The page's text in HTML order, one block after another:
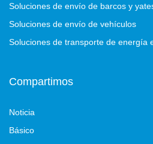
Soluciones de envío de barcos y
Soluciones de envío de vehículos
Soluciones de transporte de energía
Compartimos
Noticia
Básico